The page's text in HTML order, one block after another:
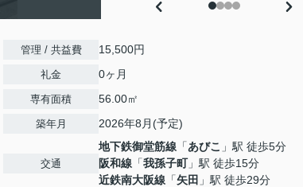
管理 / 共益費 15,500円
礼金 0ヶ月
専有面積 56.00㎡
築年月 2026年8月(予定)
交通
地下鉄御堂筋線 「あびこ 」駅 徒歩5分
阪和線 「我孫子町」駅 徒歩15分
近鉄南大阪線 「矢田 」駅 徒歩29分